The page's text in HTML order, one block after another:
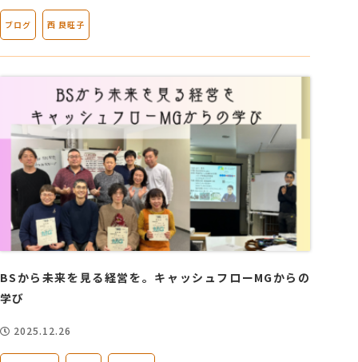
ブログ 西 良旺子
BSから未来を見る経営を。キャッシュフローMGからの
学び
2025.12.26